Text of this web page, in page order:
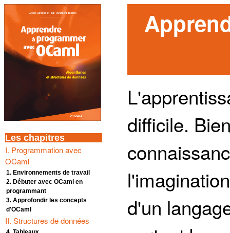
Les chapitres
I. Programmation avec
OCaml
1. Environnements de travail
2. Débuter avec OCaml en
programmant
3. Approfondir les concepts
d'OCaml
II. Structures de données
difficile.
d'un